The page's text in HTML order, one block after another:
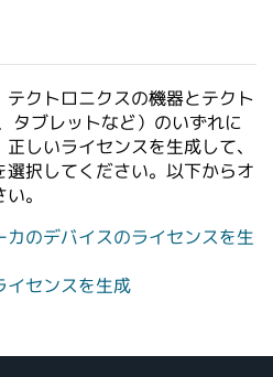
クトロニクスの機器とテクト
タブレットなど）のいずれに
しいライセンスを生成して、
択してください。以下からオ
。
のデバイスのライセンスを生
イセンスを生成